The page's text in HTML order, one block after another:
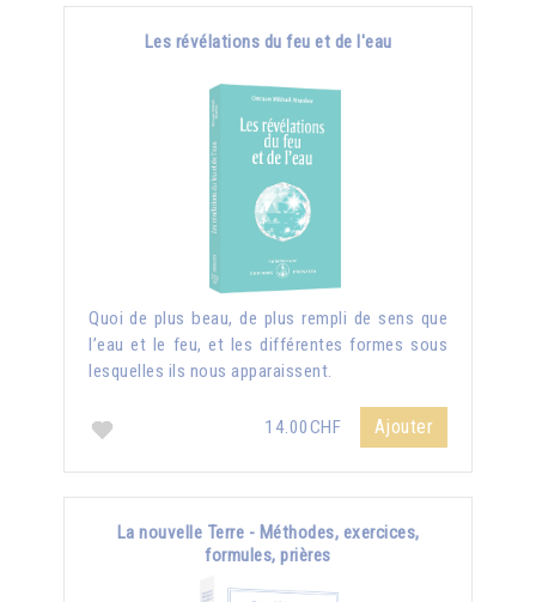
Les révélations du feu et de l'eau
Quoi de plus beau, de plus rempli de sens que
l’eau et le feu, et les différentes formes sous
lesquelles ils nous apparaissent.
14.00CHF Ajouter
La nouvelle Terre - Méthodes, exercices,
formules, prières